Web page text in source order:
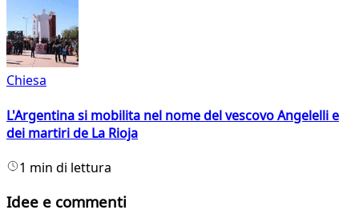
Chiesa
L'Argentina si mobilita nel nome del vescovo Angelelli e
dei martiri de La Rioja
1 min di lettura
Idee e commenti